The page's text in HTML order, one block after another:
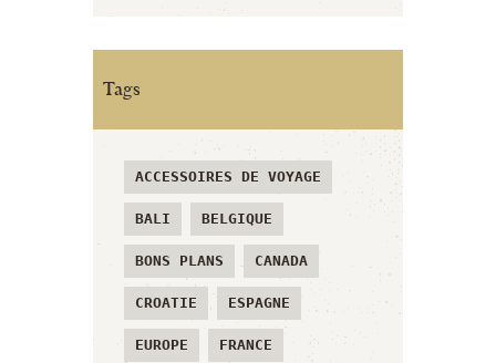
Tags
ACCESSOIRES DE VOYAGE
BALI BELGIQUE
BONS PLANS CANADA
CROATIE ESPAGNE
EUROPE FRANCE